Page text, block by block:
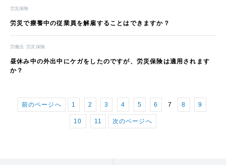
労災保険
労災で療養中の従業員を解雇することはできますか？
労働法 労災保険
昼休み中の外出中にケガをしたのですが、労災保険は適用されます
か？
前のページへ 1 2 3 4 5 6 7 8 9
10 11 次のページへ